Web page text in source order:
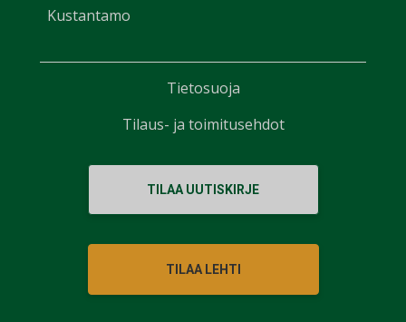
Kustantamo
TILAA UUTISKIRJE
TILAA LEHTI
Tietosuoja
Tilaus- ja toimitusehdot